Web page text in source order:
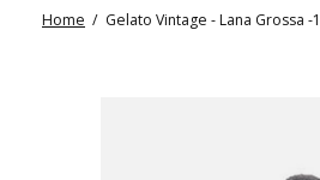
Home / Gelato Vintage - Lana Grossa